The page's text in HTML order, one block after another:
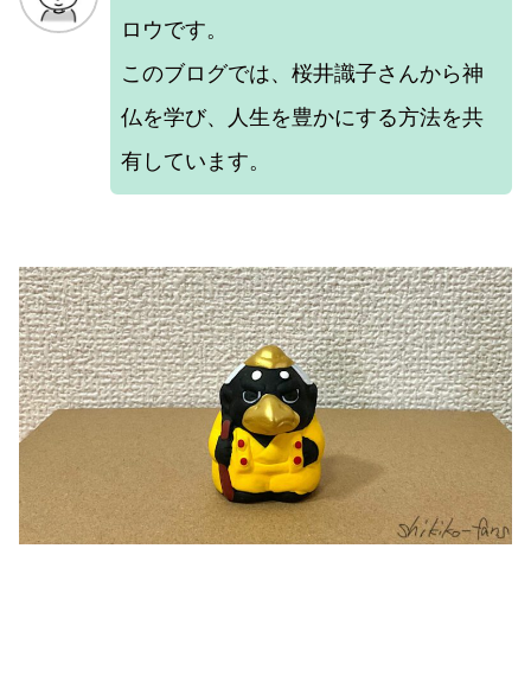
ロウです。
このブログでは、桜井識子さんから神
仏を学び、人生を豊かにする方法を共
有しています。